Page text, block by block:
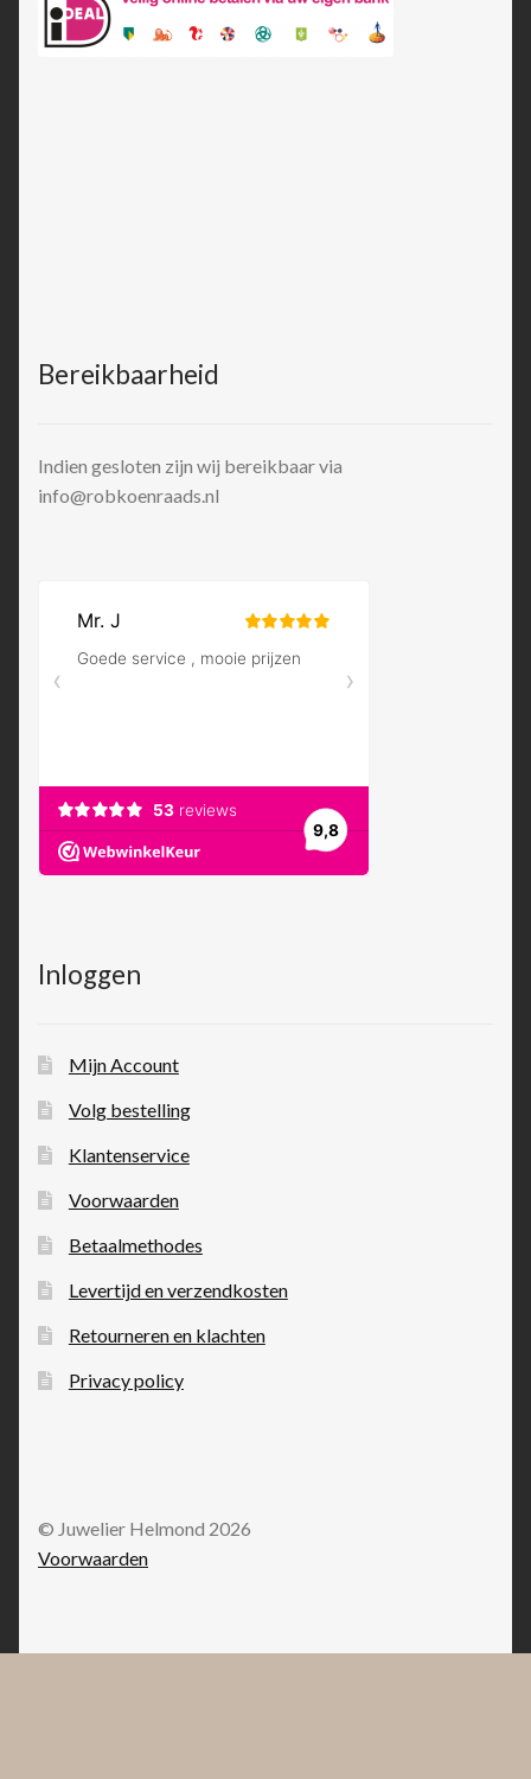
Bereikbaarheid
Indien gesloten zijn wij bereikbaar via
info@robkoenraads.nl
Inloggen
Mijn Account
Volg bestelling
Klantenservice
Voorwaarden
Betaalmethodes
Levertijd en verzendkosten
Retourneren en klachten
Privacy policy
© Juwelier Helmond 2026
Voorwaarden